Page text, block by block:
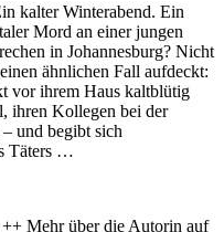
kalter Winterabend. Ein
Mord an einer jungen
in Johannesburg? Nicht
ähnlichen Fall aufdeckt:
vor ihrem Haus kaltblütig
ihren Kollegen bei der
und begibt sich
Täters …
++ Mehr über die Autorin auf